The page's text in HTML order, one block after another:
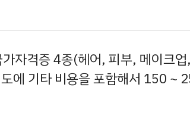
자격증 4종(헤어, 피부, 메이크
에 기타 비용을 포함해서 150 ~